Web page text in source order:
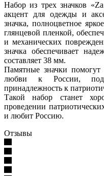
Набор из трех значков
акцент для одежды и
значка, полноцветное
глянцевой пленкой,
и механических
значка обеспечивает
составляет 38 мм.
Памятные значки помогут
любви к России,
принадлежность к
Такой набор станет
проведении
и любит Россию.
Отзывы